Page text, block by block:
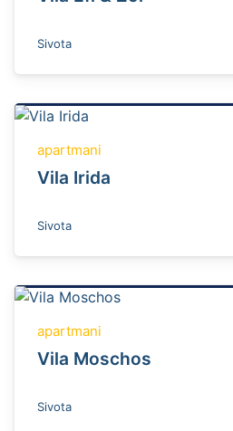
Sivota
apartmani
Vila Irida
Sivota
apartmani
Vila Moschos
Sivota